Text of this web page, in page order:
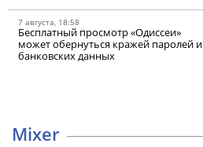
7 августа, 18:58
Бесплатный просмотр «Одиссеи»
может обернуться кражей паролей и
банковских данных
Mixer